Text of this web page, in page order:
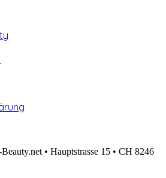
• Hauptstrasse 15 • CH 8246